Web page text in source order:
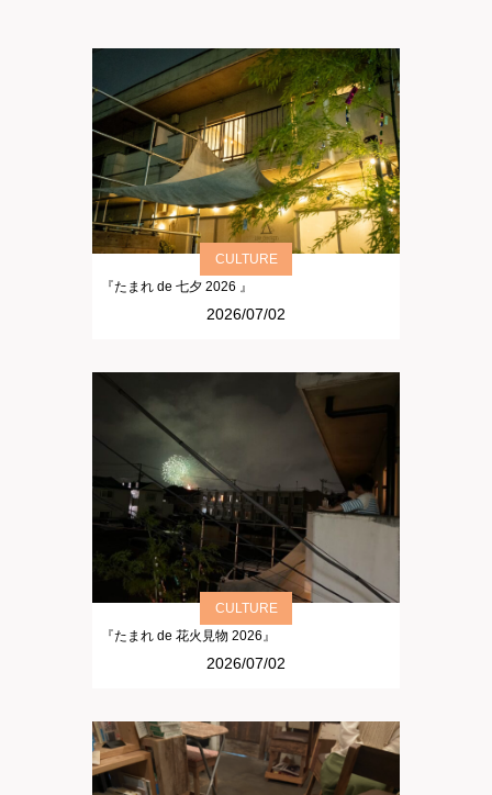
CULTURE
『たまれ de 七夕 2026 』
2026/07/02
CULTURE
『たまれ de 花火見物 2026』
2026/07/02